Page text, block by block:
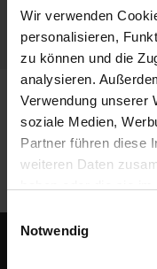
Wir verwenden
personalisieren,
zu können und die
analysieren.
Verwendung unserer
soziale Medien,
Partner führen diese
weiteren Daten
Einwilligungsauswahl
Notwendig